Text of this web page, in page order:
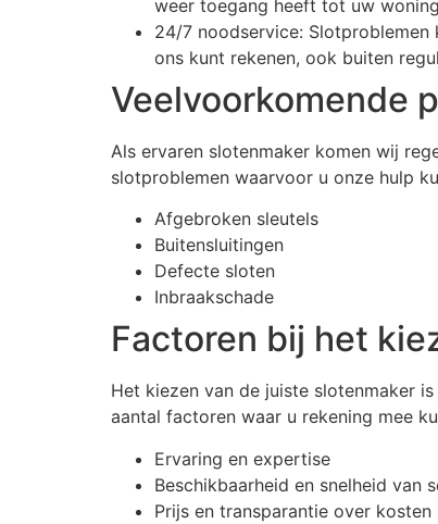
weer toegang heeft tot uw
24/7 noodservice:
ons kunt rekenen, ook buiten
Veelvoorkomende
Als ervaren slotenmaker komen wij
slotproblemen waarvoor u onze hulp
Afgebroken sleutels
Buitensluitingen
Defecte sloten
Inbraakschade
Factoren bij het
Het kiezen van de juiste slotenmaker
aantal factoren waar u rekening mee
Ervaring en expertise
Beschikbaarheid en snelheid van
Prijs en transparantie over kosten